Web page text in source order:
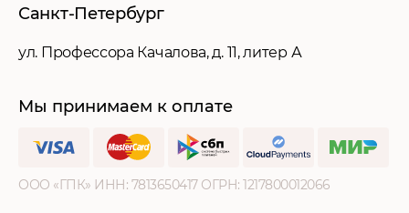
Санкт-Петербург
ул. Профессора Качалова, д. 11, литер А
Мы принимаем к оплате
ООО «ГПК» ИНН: ‍7813650417 ОГРН: ‍1217800012066